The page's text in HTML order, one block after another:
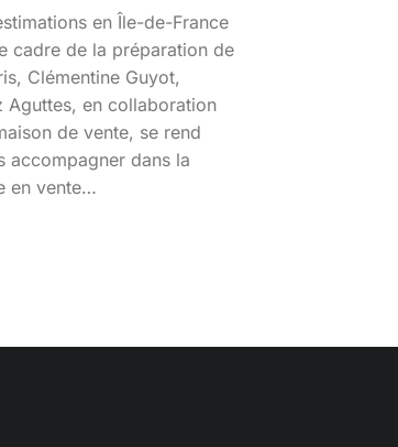
en Île-de-France
cadre de la préparation de
Clémentine Guyot,
Aguttes, en collaboration
de vente, se rend
accompagner dans la
en vente…